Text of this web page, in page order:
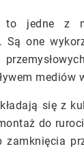
to jedne z
Są one
mediów
się z
do